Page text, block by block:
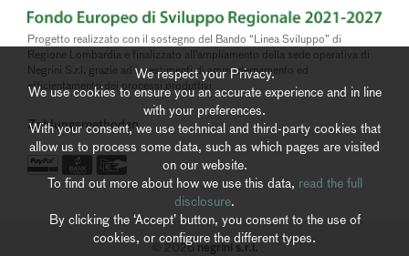
Progetto realizzato con il sostegno del Bando “Linea Sviluppo” di
Regione Lombardia e finalizzato all’ampliamento della sede operativa di
Negrini S.r.l. grazie ad investimenti di ammodernamento ed
efficientamento dei processi produttivi
Zahlungsmethoden
© 2026 negrini s.r.l.
We respect your Privacy.
We use cookies to ensure you an accurate experience and in line
with your preferences.
With your consent, we use technical and third-party cookies that
allow us to process some data, such as which pages are visited
on our website.
To find out more about how we use this data, read the full
disclosure.
By clicking the ‘Accept’ button, you consent to the use of
cookies, or configure the different types.